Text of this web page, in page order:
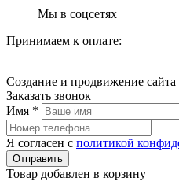
Мы в соцсетях
Принимаем к оплате:
Создание и продвижение сайта
Заказать звонок
Имя *
Я согласен с политикой
Отправить
Товар добавлен в корзину